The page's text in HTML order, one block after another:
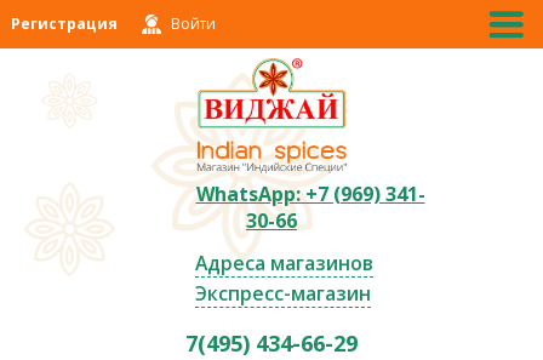
Регистрация Войти
WhatsApp: +7 (969) 341-
30-66
Адреса магазинов
Экспресс-магазин
7(495) 434-66-29